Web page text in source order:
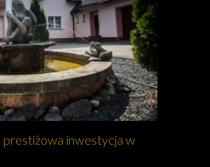
prestiżowa inwestycja w